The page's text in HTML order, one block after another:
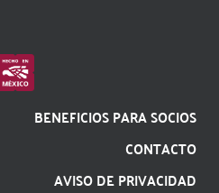
BENEFICIOS PARA SOCIOS
CONTACTO
AVISO DE PRIVACIDAD